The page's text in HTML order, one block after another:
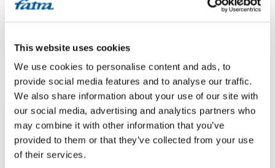
This website uses cookies
We use cookies to personalise content and ads, to
provide social media features and to analyse our traffic.
We also share information about your use of our site with
our social media, advertising and analytics partners who
may combine it with other information that you’ve
provided to them or that they’ve collected from your use
of their services.
Ochranná geotextilie
Menu
Menu
Domů /
Poradna/
kotvení folie
kotvení folie